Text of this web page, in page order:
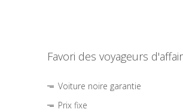
Favori des voyageurs
Voiture noire garantie
Prix fixe